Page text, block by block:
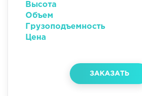
Высота
Объем
Грузоподъемность
Цена
ЗАКАЗАТЬ